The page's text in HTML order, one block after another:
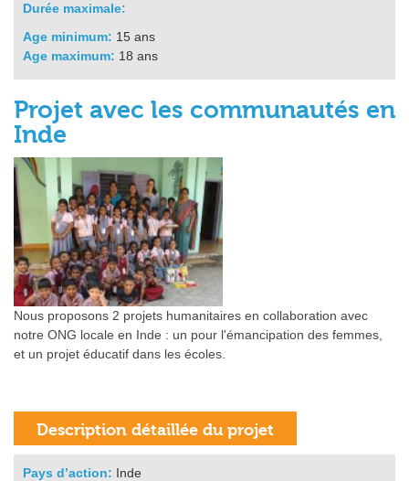
Durée maximale:
Age minimum: 15 ans
Age maximum: 18 ans
Projet avec les communautés en
Inde
Nous proposons 2 projets humanitaires en collaboration avec
notre ONG locale en Inde : un pour l'émancipation des femmes,
et un projet éducatif dans les écoles.
Pays d’action: Inde